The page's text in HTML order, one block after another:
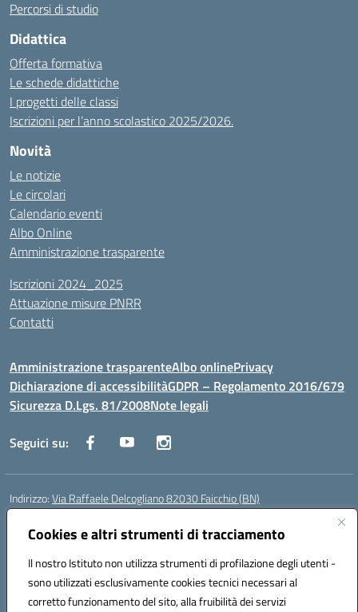
Cookies e altri strumenti di tracciamento
Il nostro Istituto non utilizza strumenti di profilazione degli utenti -
sono utilizzati esclusivamente cookies tecnici necessari al
corretto funzionamento del sito, alla fruibilità dei servizi
Percorsi di studio
Didattica
Offerta formativa
Le schede didattiche
I progetti delle classi
Iscrizioni per l’anno scolastico 2025/2026.
Novità
Le notizie
Le circolari
Calendario eventi
Albo Online
Amministrazione trasparente
Iscrizioni 2024_2025
Attuazione misure PNRR
Contatti
Amministrazione trasparenteAlbo onlinePrivacy
Dichiarazione di accessibilitàGDPR – Regolamento 2016/679
Sicurezza D.Lgs. 81/2008Note legali
Seguici su:
Indirizzo:Via Raffaele Delcogliano 82030 Faicchio (BN)
Centralino:0824863478 Email:bnis02300v@istruzione.it
Posta elettronica certificata (PEC):bnis02300v@pec.istruzione.it
Codice fiscale: 90003320620
Codice meccanografico:BNIS02300V
Codice Indice delle Pubbliche Amministrazioni (IPA): istsc_bnis02300v